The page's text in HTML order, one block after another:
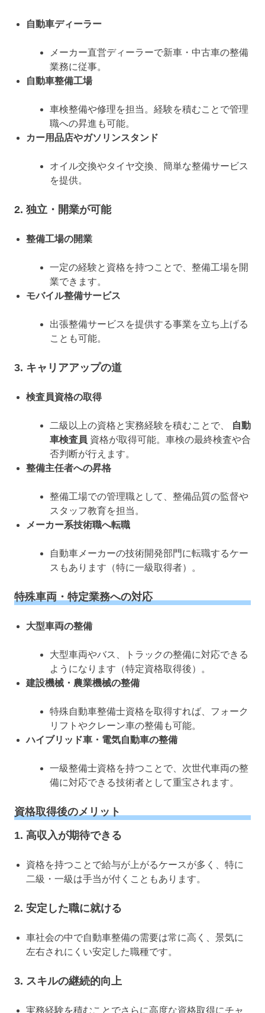
自動車ディーラー
メーカー直営ディーラーで新車・中古車の整備
業務に従事。
自動車整備工場
車検整備や修理を担当。経験を積むことで管理
職への昇進も可能。
カー用品店やガソリンスタンド
オイル交換やタイヤ交換、簡単な整備サービス
を提供。
2. 独立・開業が可能
整備工場の開業
一定の経験と資格を持つことで、整備工場を開
業できます。
モバイル整備サービス
出張整備サービスを提供する事業を立ち上げる
ことも可能。
3. キャリアアップの道
検査員資格の取得
二級以上の資格と実務経験を積むことで、
自動
車検査員 資格が取得可能。車検の最終検査や合
否判断が行えます。
整備主任者への昇格
整備工場での管理職として、整備品質の監督や
スタッフ教育を担当。
メーカー系技術職へ転職
自動車メーカーの技術開発部門に転職するケー
スもあります（特に一級取得者）。
特殊車両・特定業務への対応
大型車両の整備
大型車両やバス、トラックの整備に対応できる
ようになります（特定資格取得後）。
建設機械・農業機械の整備
特殊自動車整備士資格を取得すれば、フォーク
リフトやクレーン車の整備も可能。
ハイブリッド車・電気自動車の整備
一級整備士資格を持つことで、次世代車両の整
備に対応できる技術者として重宝されます。
資格取得後のメリット
1. 高収入が期待できる
資格を持つことで給与が上がるケースが多く、特に
二級・一級は手当が付くこともあります。
2. 安定した職に就ける
車社会の中で自動車整備の需要は常に高く、景気に
左右されにくい安定した職種です。
3. スキルの継続的向上
実務経験を積むことでさらに高度な資格取得にチャ